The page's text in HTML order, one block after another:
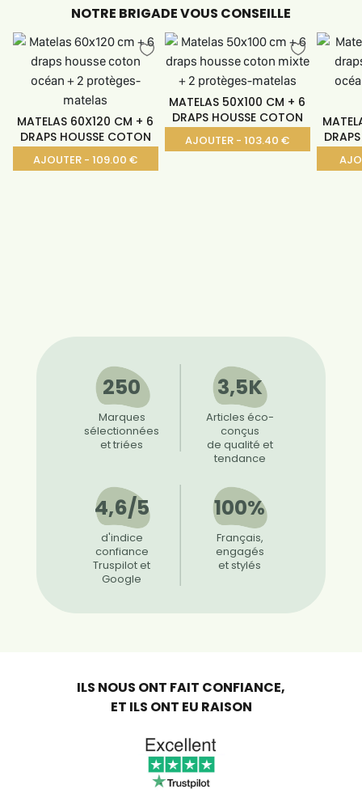
NOTRE BRIGADE VOUS CONSEILLE
MATELAS 60X120 CM + 6
DRAPS HOUSSE COTON
AJOUTER - 109.00 €
MATELAS 50X100 CM + 6
DRAPS HOUSSE COTON
AJOUTER - 103.40 €
250
Marques
sélectionnées
et triées
3,5K
Articles éco-
conçus
de qualité et
tendance
4,6/5
d'indice
confiance
Truspilot et
Google
100%
Français,
engagés
et stylés
ILS NOUS ONT FAIT CONFIANCE,
ET ILS ONT EU RAISON